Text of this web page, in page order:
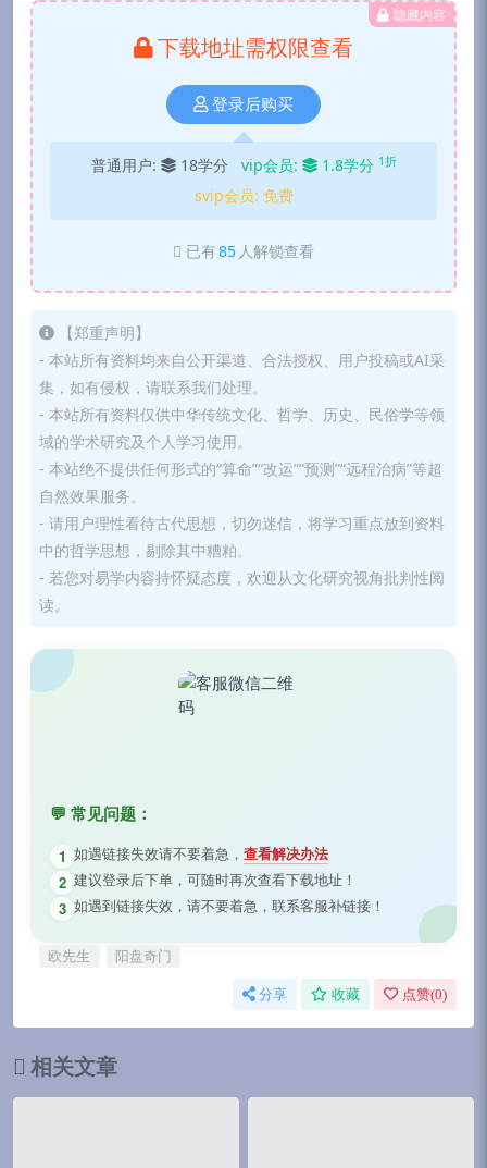
隐藏内容
下载地址需权限查看
登录后购买
普通用户: 18学分 vip会员: 1.8学分 1折
svip会员: 免费
已有85 人解锁查看
【郑重声明】
- 本站所有资料均来自公开渠道、合法授权、用户投稿或AI采
集，如有侵权，请联系我们处理。
- 本站所有资料仅供中华传统文化、哲学、历史、民俗学等领
域的学术研究及个人学习使用。
- 本站绝不提供任何形式的“算命”“改运”“预测”“远程治病”等超
自然效果服务。
- 请用户理性看待古代思想，切勿迷信，将学习重点放到资料
中的哲学思想，剔除其中糟粕。
- 若您对易学内容持怀疑态度，欢迎从文化研究视角批判性阅
读。
💬 常见问题：
1 如遇链接失效请不要着急， 查看解决办法
2 建议登录后下单，可随时再次查看下载地址！
3 如遇到链接失效，请不要着急，联系客服补链接！
欧先生 阳盘奇门
分享 收藏 点赞(0)
相关文章